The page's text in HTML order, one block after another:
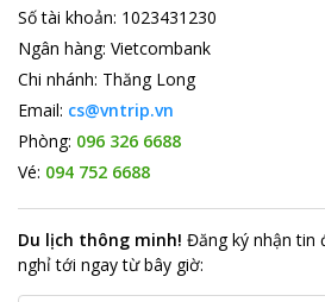
Số tài khoản: 1023431230
Ngân hàng: Vietcombank
Chi nhánh: Thăng Long
Email: cs@vntrip.vn
Phòng: 096 326 6688
Vé: 094 752 6688
Du lịch thông minh! Đăng ký nhận tin
nghỉ tới ngay từ bây giờ: